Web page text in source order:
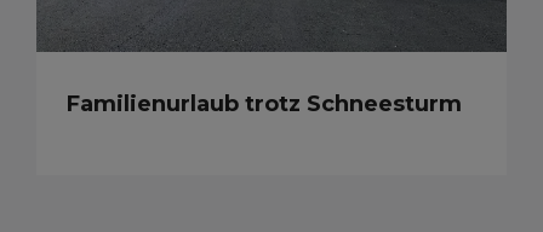
Familienurlaub trotz Schneesturm